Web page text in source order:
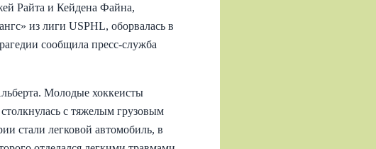
Райта и Кейдена Файна,
из лиги USPHL, оборвалась в
сообщила пресс-служба
Молодые хоккеисты
с тяжелым грузовым
стали легковой автомобиль, в